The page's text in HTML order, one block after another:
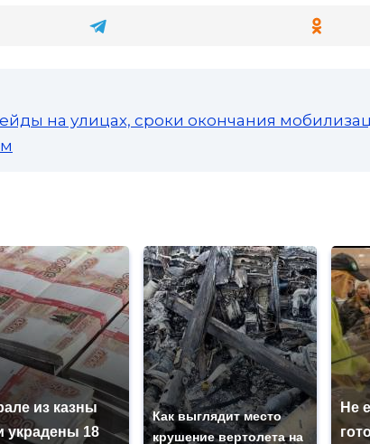
на улицах, сроки окончания
из казны
украдены 18
Как выглядит место
крушение вертолета на
Не